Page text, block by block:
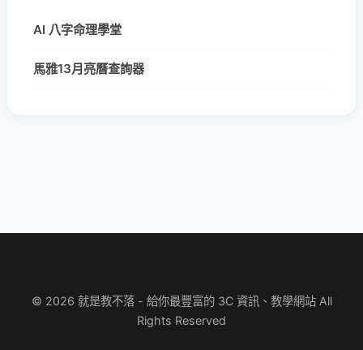
AI 八字命理學堂
馬雅13月亮曆查詢器
© 2026 就是教不落 - 給你最豐富的 3C 資訊、教學網站 All
Rights Reserved